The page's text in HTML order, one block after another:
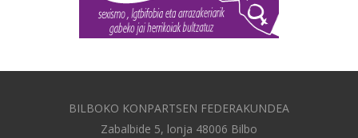
BILBOKO KONPARTSEN FEDERAKUNDEA
Zabalbide 5, lonja 48006 Bilbo